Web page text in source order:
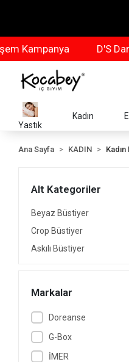
D'S Damat Erkek
Yastık
Kadın
Ana Sayfa KADIN
Alt Kategoriler
Beyaz Büstiyer
Crop Büstiyer
Askılı Büstiyer
Markalar
Doreanse
G-Box
İMER